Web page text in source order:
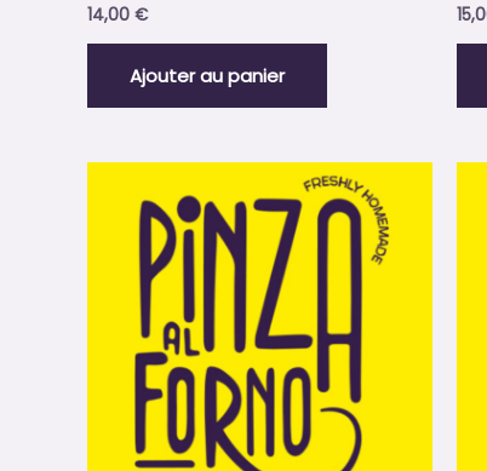
14,00 €
Ajouter au panier